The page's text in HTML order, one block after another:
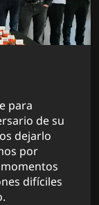
para
de su
dejarlo
por
difíciles